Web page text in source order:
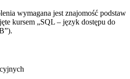
wymagana jest znajomość podstaw
kursem „SQL – język dostępu do